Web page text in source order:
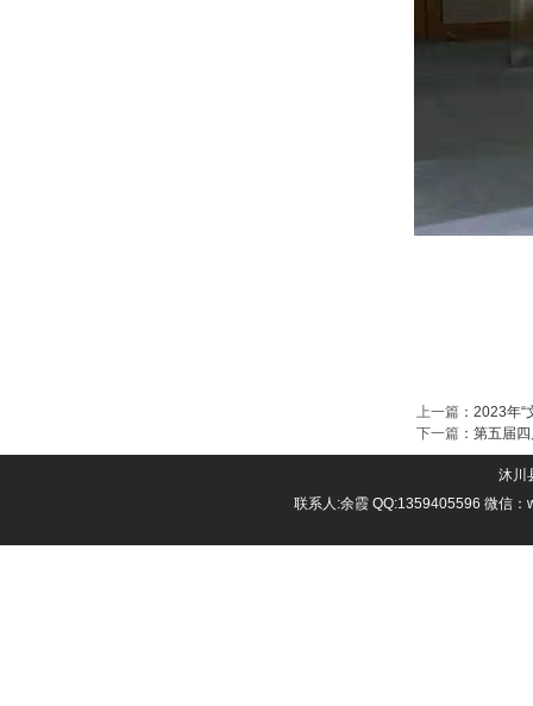
上一篇 ： 2023年“
下一篇 ： 第五届
沐川
联系人:余霞 QQ:1359405596 微信